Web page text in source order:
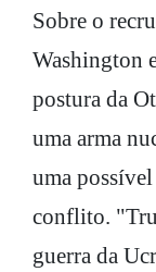
Sobre o
Washington
postura da
uma arma
uma
conflito.
guerra da